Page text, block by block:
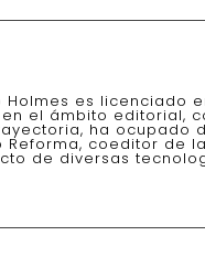
Holmes es licenciado
el ámbito editorial,
ha
coeditor de
de diversas